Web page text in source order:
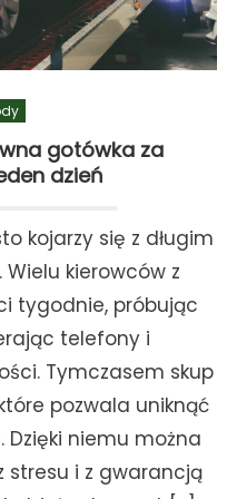
gotówka za
dzień
kojarzy się z długim
kierowców z
tygodnie, próbując
telefony i
Tymczasem skup
pozwala uniknąć
Dzięki niemu można
stresu i z gwarancją